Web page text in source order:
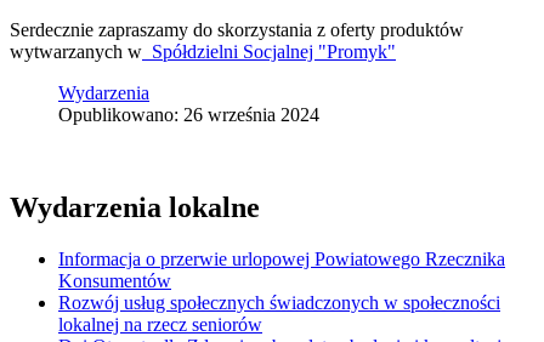
Serdecznie zapraszamy do skorzystania z oferty produktów
wytwarzanych w Spółdzielni Socjalnej "Promyk"
Wydarzenia
Opublikowano: 26 września 2024
Wydarzenia lokalne
Informacja o przerwie urlopowej Powiatowego Rzecznika
Konsumentów
Rozwój usług społecznych świadczonych w społeczności
lokalnej na rzecz seniorów